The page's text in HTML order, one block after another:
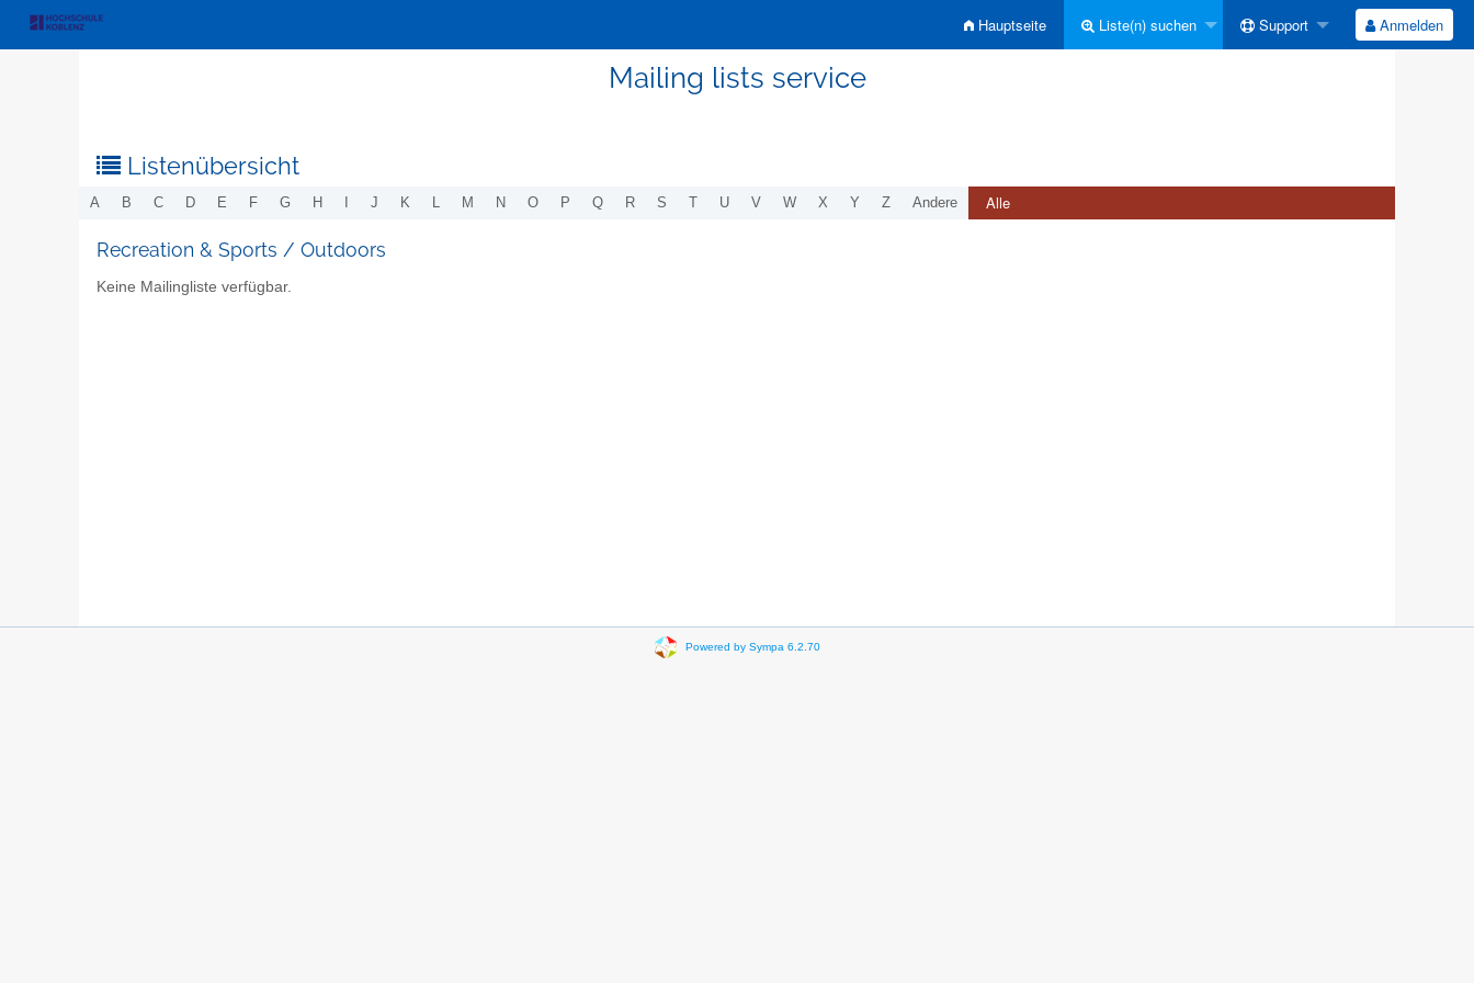
Hauptseite Liste(n) suchen Support Anmelden
Mailing lists service
Listenübersicht
A B C D E F G H J K L M N O P Q R S T U V W X Y Z Andere Alle
Recreation & Sports / Outdoors
Keine Mailingliste verfügbar.
Powered by Sympa 6.2.70